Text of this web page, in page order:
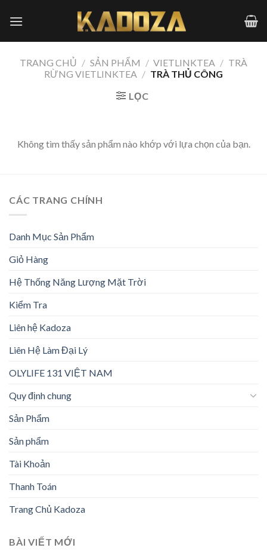
TRANG CHỦ / SẢN PHẨM / VIETLINKTEA / TRÀ
RỪNG VIETLINKTEA / TRÀ THỦ CÔNG
LỌC
Không tìm thấy sản phẩm nào khớp với lựa chọn của bạn.
CÁC TRANG CHÍNH
Danh Mục Sản Phẩm
Giỏ Hàng
Hệ Thống Năng Lượng Mặt Trời
Kiểm Tra
Liên hệ Kadoza
Liên Hệ Làm Đại Lý
OLYLIFE 131 VIỆT NAM
Quy định chung
Sản Phẩm
Sản phẩm
Tài Khoản
Thanh Toán
Trang Chủ Kadoza
BÀI VIẾT MỚI